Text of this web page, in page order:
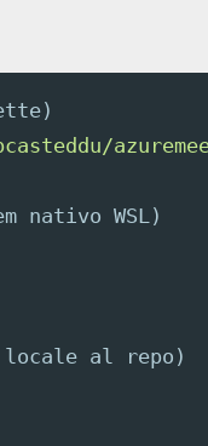
nativo WSL)
locale al repo)